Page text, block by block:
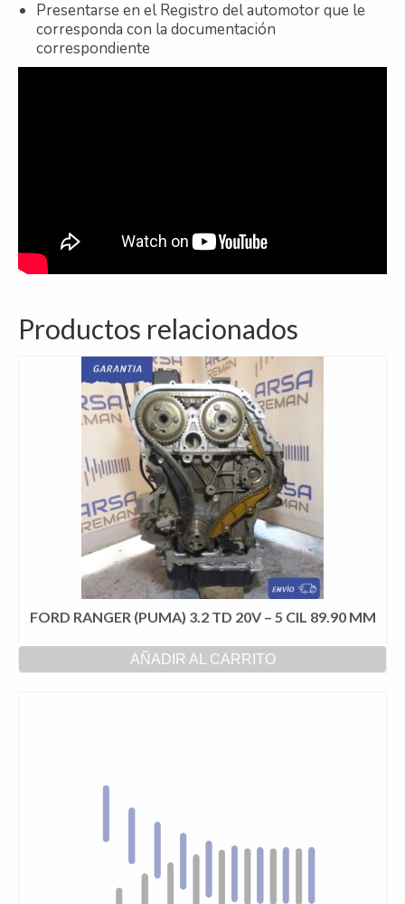
Presentarse en el Registro del automotor que le
corresponda con la documentación
correspondiente
Productos relacionados
FORD RANGER (PUMA) 3.2 TD 20V – 5 CIL 89.90 MM
AÑADIR AL CARRITO